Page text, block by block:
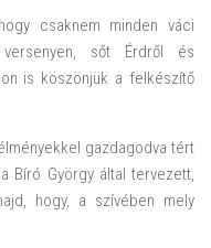
csaknem minden váci
sőt Érdről és
is köszönjük a felkészítő
gazdagodva tért
Bíró György által tervezett,
hogy, a szívében mely